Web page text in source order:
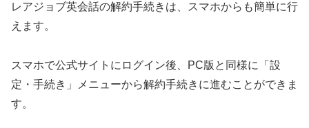
レアジョブ英会話の解約手続きは、スマホからも簡単に行
えます。
スマホで公式サイトにログイン後、PC版と同様に「設
定・手続き」メニューから解約手続きに進むことができま
す。